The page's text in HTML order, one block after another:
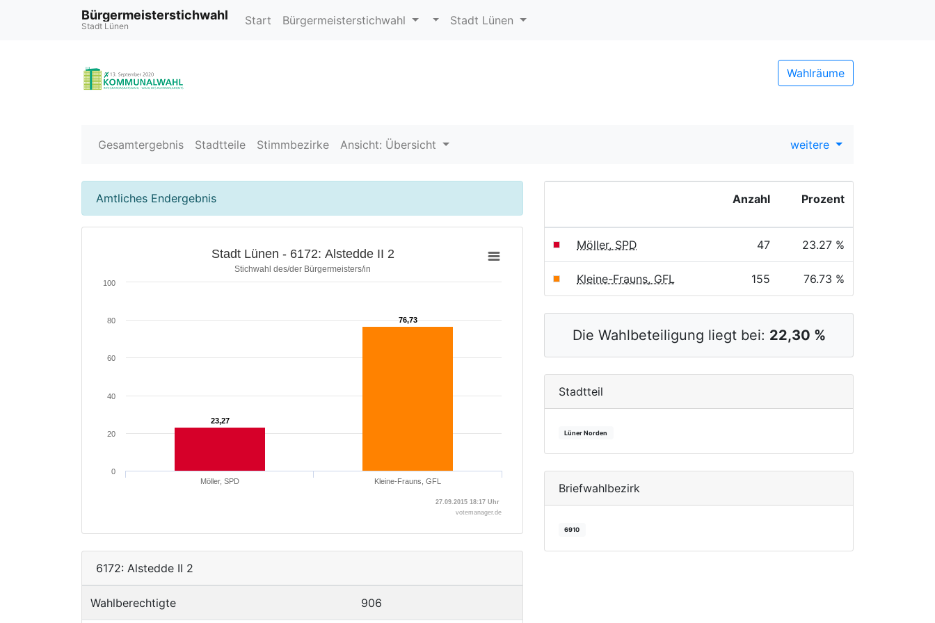
Bürgermeisterstichwahl
Stadt Lünen Start Bürgermeisterstichwahl Stadt Lünen
Wahlräume
Gesamtergebnis Stadtteile Stimmbezirke Ansicht: Übersicht weitere
Amtliches Endergebnis
Stadt Lünen - 6172: Alstedde II 2
Stichwahl des/der Bürgermeisters/in
23,27
23,27
76,73
76,73
Möller, SPD Kleine-Frauns, GFL
0
100
20
40
60
80
27.09.2015 18:17 Uhr
votemanager.de
6172: Alstedde II 2
Wahlberechtigte 906
Anzahl Prozent
Möller, SPD 47 23.27 %
Kleine-Frauns, GFL 155 76.73 %
Die Wahlbeteiligung liegt bei: 22,30 %
Stadtteil
Lüner Norden
Briefwahlbezirk
6910